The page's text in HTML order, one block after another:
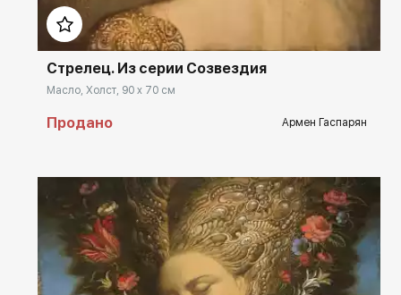
Стрелец. Из серии Созвездия
Масло, Холст, 90 x 70 см
Продано Армен Гаспарян